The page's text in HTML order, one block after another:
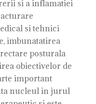
si a inflamatiei
si tehnici
imbunatatirea
posturala
obiectivelor de
important
nucleul in jurul